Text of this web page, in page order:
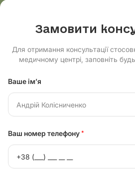
Замовити
Для отримання консультації
медичному центрі, заповніть
Ваше ім’я
Ваш номер телефону *